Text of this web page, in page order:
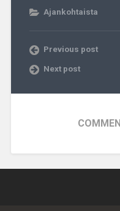
Ajankohtaista
Previous post
Next post